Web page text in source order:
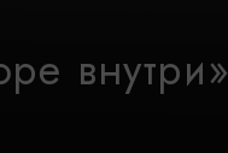
внутри»